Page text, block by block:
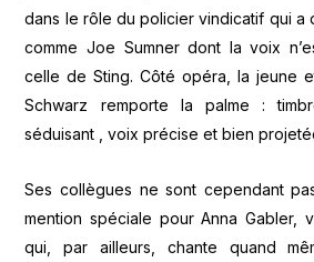
dans le rôle du policier vindicatif qui a
comme Joe Sumner dont la voix
celle de Sting. Côté opéra, la jeune
Schwarz remporte la palme :
séduisant , voix précise et bien
Ses collègues ne sont cependant
mention spéciale pour Anna Gabler,
qui, par ailleurs, chante quand